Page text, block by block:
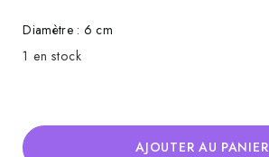
Diamètre : 6 cm
1 en stock
AJOUTER AU PANIER